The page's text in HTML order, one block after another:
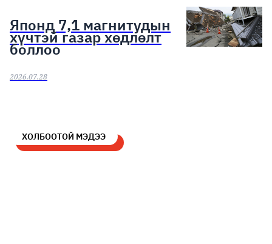
Японд 7,1 магнитудын
хүчтэй газар хөдлөлт
боллоо
2026.07.28
ХОЛБООТОЙ МЭДЭЭ